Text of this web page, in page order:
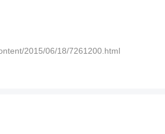
2015/06/18/7261200.html